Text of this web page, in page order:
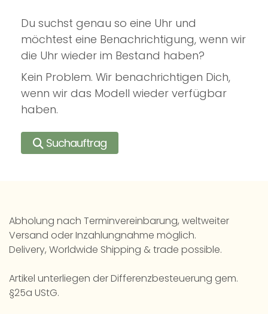
Du suchst genau so eine Uhr und
möchtest eine Benachrichtigung, wenn wir
die Uhr wieder im Bestand haben?
Kein Problem. Wir benachrichtigen Dich,
wenn wir das Modell wieder verfügbar
haben.
Suchauftrag
Abholung nach Terminvereinbarung, weltweiter
Versand oder Inzahlungnahme möglich.
Delivery, Worldwide Shipping & trade possible.
Artikel unterliegen der Differenzbesteuerung gem.
§25a UStG.